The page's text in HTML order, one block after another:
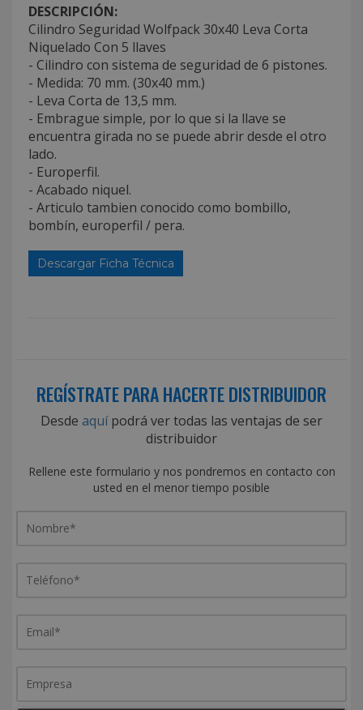
DESCRIPCIÓN:
Cilindro Seguridad Wolfpack 30x40 Leva Corta
Niquelado Con 5 llaves
- Cilindro con sistema de seguridad de 6 pistones.
- Medida: 70 mm. (30x40 mm.)
- Leva Corta de 13,5 mm.
- Embrague simple, por lo que si la llave se
encuentra girada no se puede abrir desde el otro
lado.
- Europerfil.
- Acabado niquel.
- Articulo tambien conocido como bombillo,
bombín, europerfil / pera.
Descargar Ficha Técnica
REGÍSTRATE PARA HACERTE DISTRIBUIDOR
Desde aquípodrá ver todas las ventajas de ser
distribuidor
Rellene este formulario y nos pondremos en contacto con
usted en el menor tiempo posible